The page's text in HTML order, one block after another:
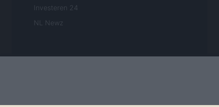
Investeren 24
NL Newz